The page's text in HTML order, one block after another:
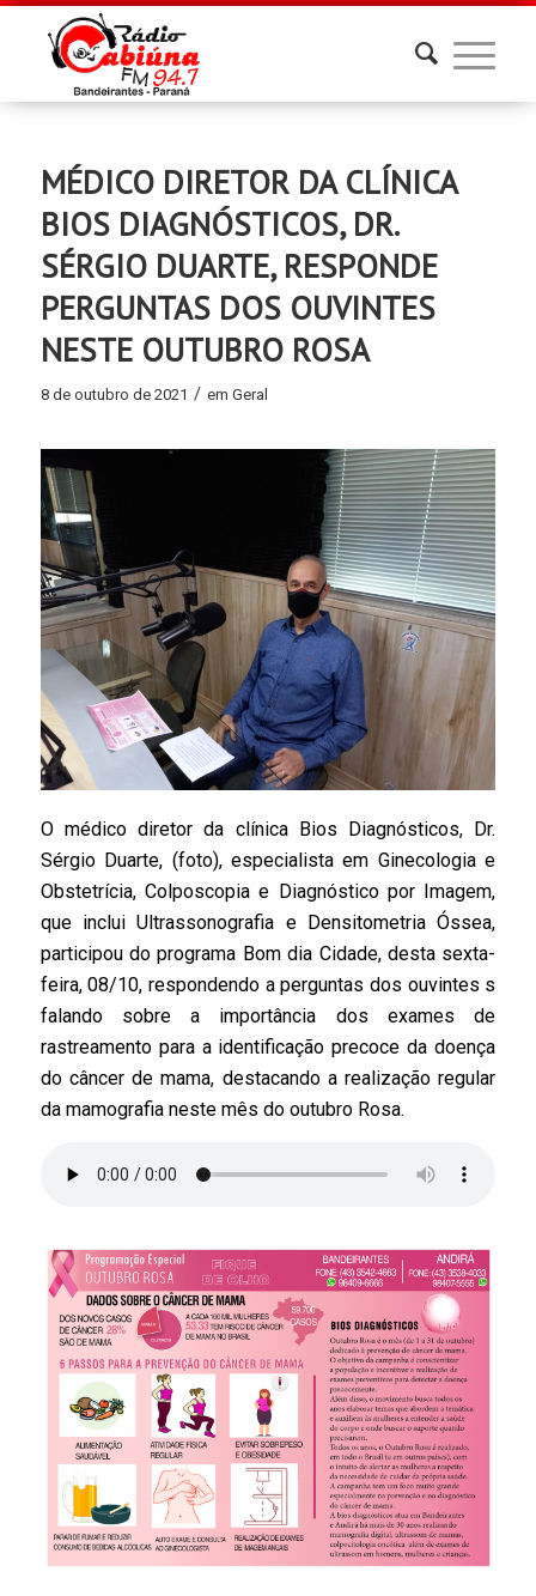
MÉDICO DIRETOR DA CLÍNICA
BIOS DIAGNÓSTICOS, DR.
SÉRGIO DUARTE, RESPONDE
PERGUNTAS DOS OUVINTES
NESTE OUTUBRO ROSA
8 de outubro de 2021 / em Geral
O médico diretor da clínica Bios Diagnósticos, Dr.
Sérgio Duarte, (foto), especialista em Ginecologia e
Obstetrícia, Colposcopia e Diagnóstico por Imagem,
que inclui Ultrassonografia e Densitometria Óssea,
participou do programa Bom dia Cidade, desta sexta-
feira, 08/10, respondendo a perguntas dos ouvintes s
falando sobre a importância dos exames de
rastreamento para a identificação precoce da doença
do câncer de mama, destacando a realização regular
da mamografia neste mês do outubro Rosa.